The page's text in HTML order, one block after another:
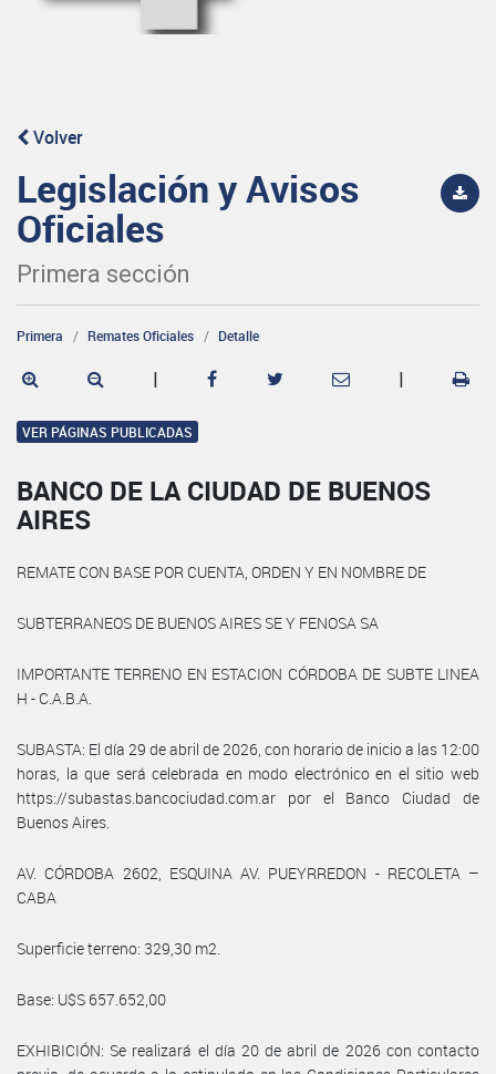
Volver
Legislación y Avisos
Oficiales
Primera sección
Primera Remates Oficiales Detalle
| |
VER PÁGINAS PUBLICADAS
BANCO DE LA CIUDAD DE BUENOS
AIRES
REMATE CON BASE POR CUENTA, ORDEN Y EN NOMBRE DE
SUBTERRANEOS DE BUENOS AIRES SE Y FENOSA SA
IMPORTANTE TERRENO EN ESTACION CÓRDOBA DE SUBTE LINEA
H - C.A.B.A.
SUBASTA: El día 29 de abril de 2026, con horario de inicio a las 12:00
horas, la que será celebrada en modo electrónico en el sitio web
https://subastas.bancociudad.com.ar por el Banco Ciudad de
Buenos Aires.
AV. CÓRDOBA 2602, ESQUINA AV. PUEYRREDON - RECOLETA –
CABA
Superficie terreno: 329,30 m2.
Base: U$S 657.652,00
EXHIBICIÓN: Se realizará el día 20 de abril de 2026 con contacto